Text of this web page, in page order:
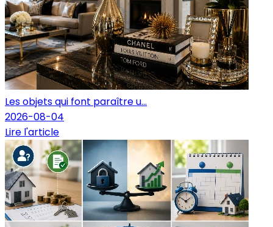
Les objets qui font paraître u...
2026-08-04
Lire l'article